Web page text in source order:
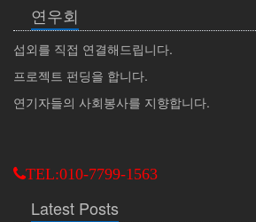
연우회
섭외를 직접 연결해드립니다.
프로젝트 펀딩을 합니다.
연기자들의 사회봉사를 지향합니다.
TEL:010-7799-1563
Latest Posts